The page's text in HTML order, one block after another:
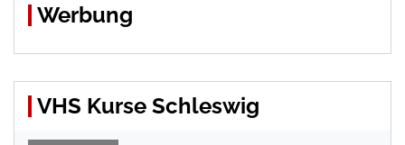
Werbung
VHS Kurse Schleswig